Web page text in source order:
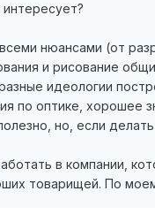
нюансами (от
и рисование
идеологии
по оптике, хорошее
но, если
в компании,
товарищей. По